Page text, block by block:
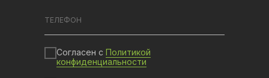
Согласен с Политикой
конфиденциальности